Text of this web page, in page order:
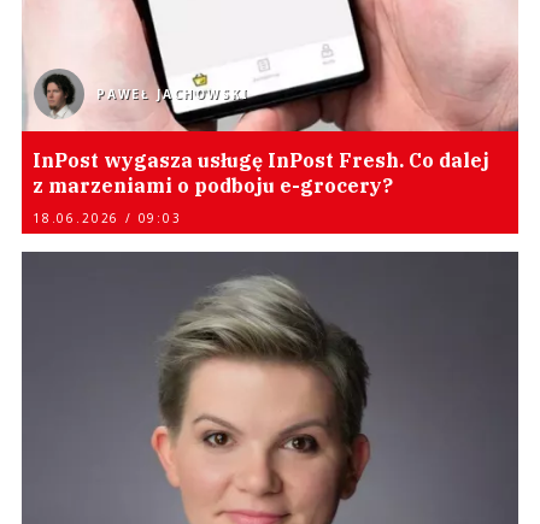
PAWEŁ JACHOWSKI
InPost wygasza usługę InPost Fresh. Co dalej
z marzeniami o podboju e-grocery?
18.06.2026 / 09:03